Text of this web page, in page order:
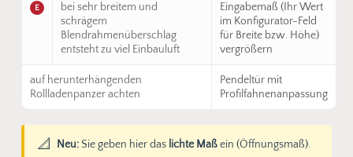
E
bei sehr breitem und
schrägem
Blendrahmenüberschlag
entsteht zu viel Einbauluft
Eingabemaß (Ihr Wert
im Konfigurator-Feld
für Breite bzw. Höhe)
vergrößern
auf herunterhängenden
Rollladenpanzer achten
Pendeltür mit
Profilfahnenanpassung
📐 Neu:Sie geben hier das lichte Maßein (Öffnungsmaß).